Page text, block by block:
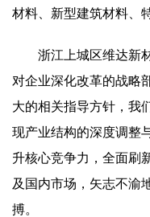
材料、新型建筑材料、
浙江上城区维达新
对企业深化改革的战略
大的相关指导方针，我
现产业结构的深度调整
升核心竞争力，全面刷
及国内市场，矢志不渝
搏。